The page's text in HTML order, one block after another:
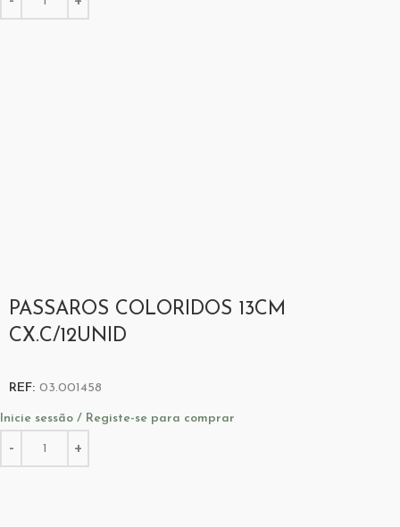
PASSAROS COLORIDOS 13CM
CX.C/12UNID
REF: 03.001458
Inicie sessão / Registe-se para comprar